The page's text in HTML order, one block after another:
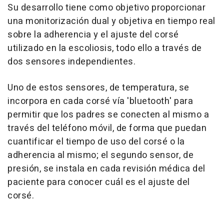
Su desarrollo tiene como objetivo proporcionar
una monitorización dual y objetiva en tiempo real
sobre la adherencia y el ajuste del corsé
utilizado en la escoliosis, todo ello a través de
dos sensores independientes.
Uno de estos sensores, de temperatura, se
incorpora en cada corsé vía 'bluetooth' para
permitir que los padres se conecten al mismo a
través del teléfono móvil, de forma que puedan
cuantificar el tiempo de uso del corsé o la
adherencia al mismo; el segundo sensor, de
presión, se instala en cada revisión médica del
paciente para conocer cuál es el ajuste del
corsé.